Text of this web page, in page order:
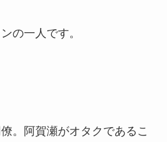
の一人です。
。阿賀瀬がオタクであるこ